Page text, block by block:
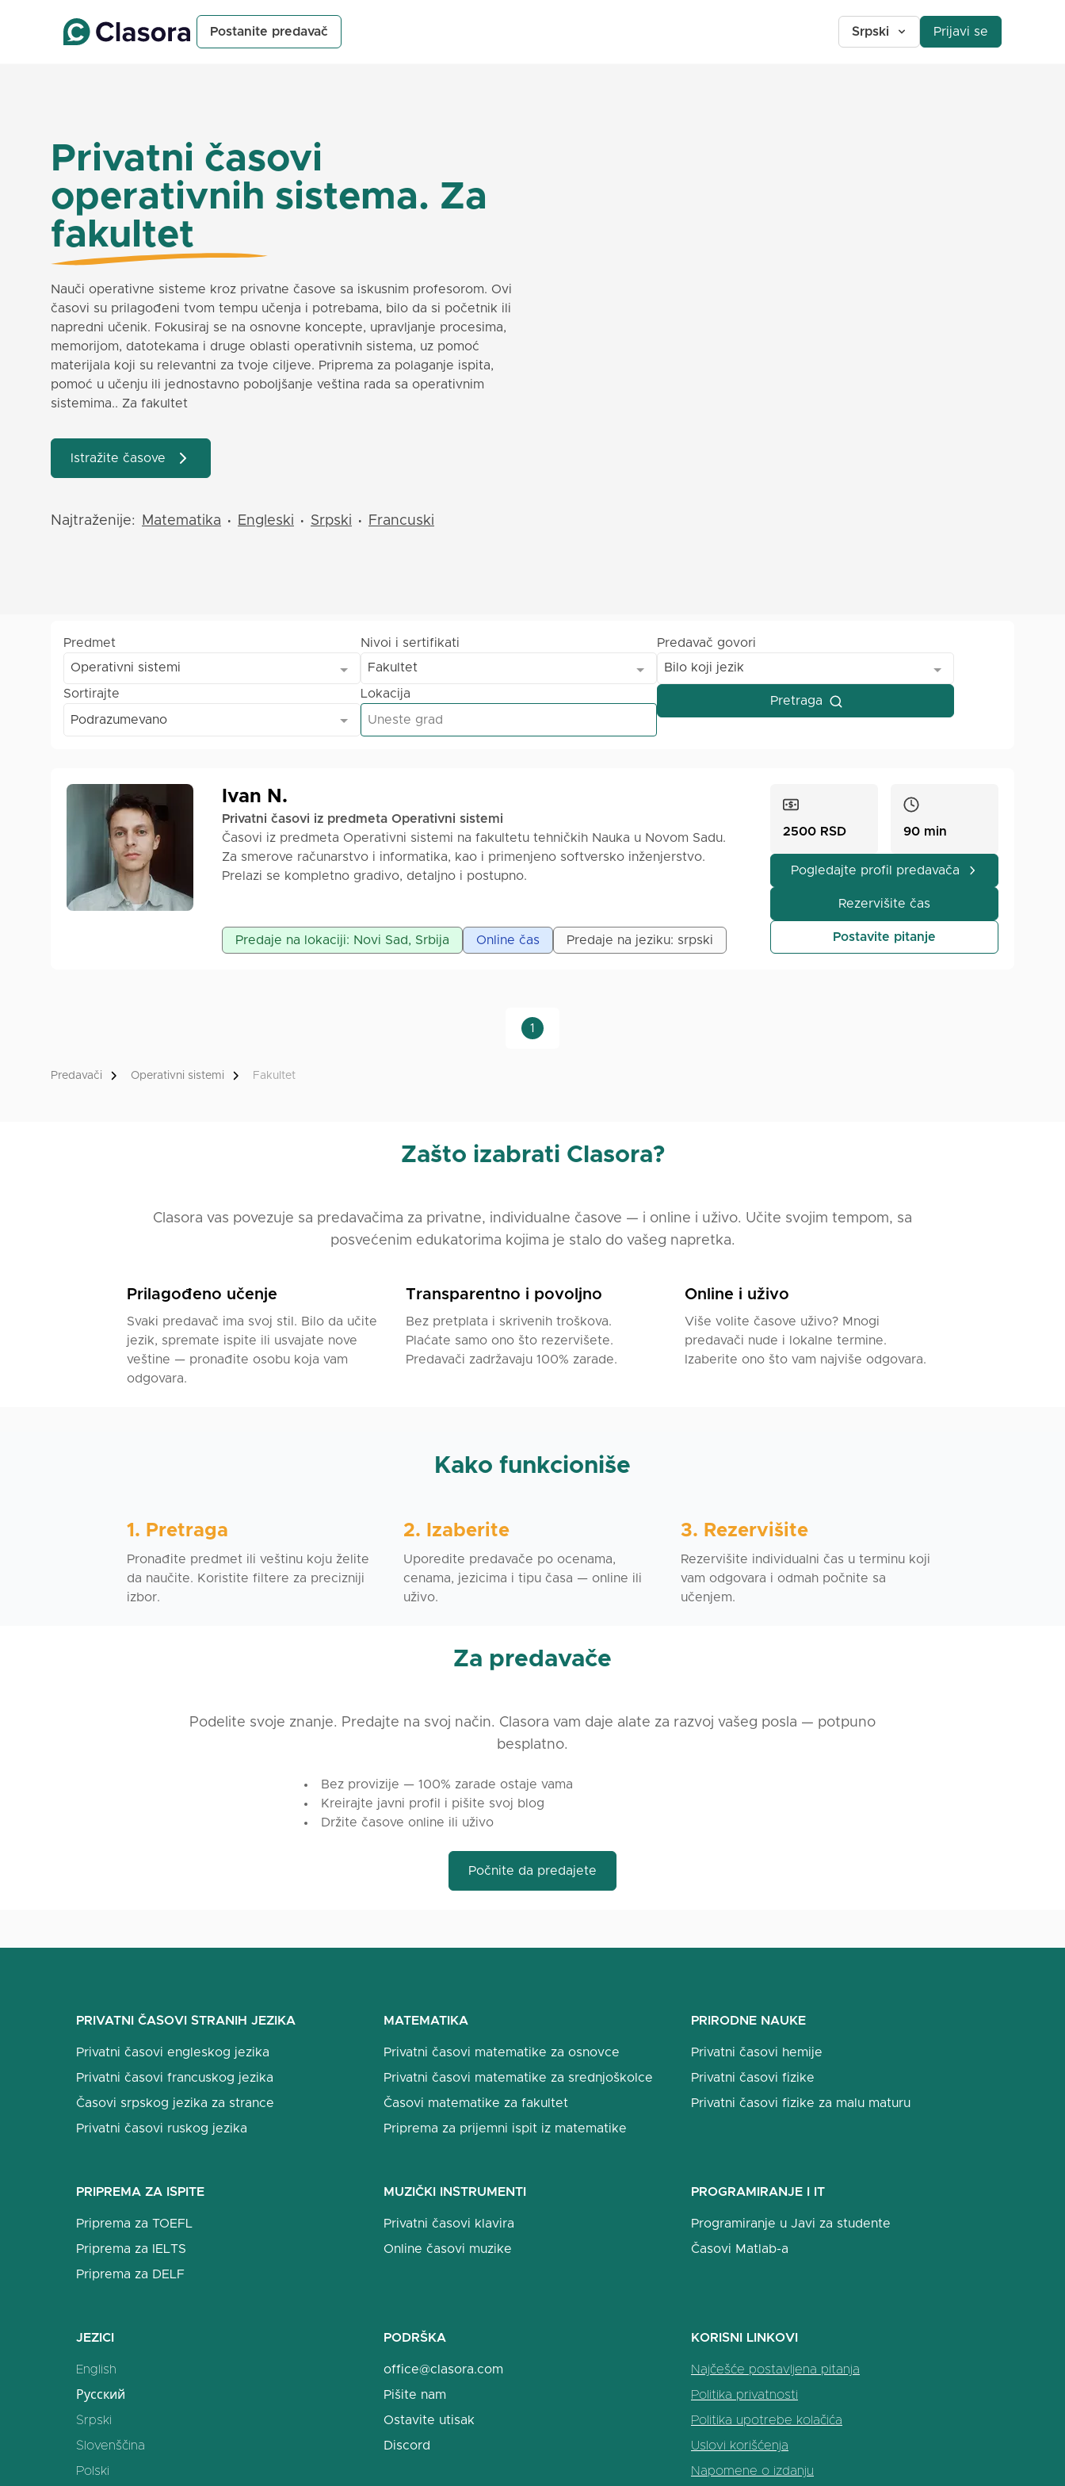
Postanite predavač Srpski Prijavi se
Privatni časovi
operativnih sistema. Za
fakultet
Nauči operativne sisteme kroz privatne časove sa iskusnim profesorom. Ovi
časovi su prilagođeni tvom tempu učenja i potrebama, bilo da si početnik ili
napredni učenik. Fokusiraj se na osnovne koncepte, upravljanje procesima,
memorijom, datotekama i druge oblasti operativnih sistema, uz pomoć
materijala koji su relevantni za tvoje ciljeve. Priprema za polaganje ispita,
pomoć u učenju ili jednostavno poboljšanje veština rada sa operativnim
sistemima.. Za fakultet
Istražite časove
Najtraženije: Matematika • Engleski • Srpski • Francuski
Predmet
Operativni sistemi
Nivoi i sertifikati
Fakultet
Predavač govori
Bilo koji jezik
Sortirajte
Podrazumevano
Lokacija
Pretraga
Ivan N.
Privatni časovi iz predmeta Operativni sistemi
Časovi iz predmeta Operativni sistemi na fakultetu tehničkih Nauka u Novom Sadu.
Za smerove računarstvo i informatika, kao i primenjeno softversko inženjerstvo.
Prelazi se kompletno gradivo, detaljno i postupno.
Predaje na lokaciji: Novi Sad, Srbija Online čas Predaje na jeziku: srpski
2500 RSD 90 min
Pogledajte profil predavača
Rezervišite čas
Postavite pitanje
1
Predavači Operativni sistemi Fakultet
Zašto izabrati Clasora?
Clasora vas povezuje sa predavačima za privatne, individualne časove — i online i uživo. Učite svojim tempom, sa
posvećenim edukatorima kojima je stalo do vašeg napretka.
Prilagođeno učenje
Svaki predavač ima svoj stil. Bilo da učite
jezik, spremate ispite ili usvajate nove
veštine — pronađite osobu koja vam
odgovara.
Transparentno i povoljno
Bez pretplata i skrivenih troškova.
Plaćate samo ono što rezervišete.
Predavači zadržavaju 100% zarade.
Online i uživo
Više volite časove uživo? Mnogi
predavači nude i lokalne termine.
Izaberite ono što vam najviše odgovara.
Kako funkcioniše
1. Pretraga
Pronađite predmet ili veštinu koju želite
da naučite. Koristite filtere za precizniji
izbor.
2. Izaberite
Uporedite predavače po ocenama,
cenama, jezicima i tipu časa — online ili
uživo.
3. Rezervišite
Rezervišite individualni čas u terminu koji
vam odgovara i odmah počnite sa
učenjem.
Za predavače
Podelite svoje znanje. Predajte na svoj način. Clasora vam daje alate za razvoj vašeg posla — potpuno
besplatno.
Bez provizije — 100% zarade ostaje vama
Kreirajte javni profil i pišite svoj blog
Držite časove online ili uživo
Počnite da predajete
PRIVATNI ČASOVI STRANIH JEZIKA
Privatni časovi engleskog jezika
Privatni časovi francuskog jezika
Časovi srpskog jezika za strance
Privatni časovi ruskog jezika
MATEMATIKA
Privatni časovi matematike za osnovce
Privatni časovi matematike za srednjoškolce
Časovi matematike za fakultet
Priprema za prijemni ispit iz matematike
PRIRODNE NAUKE
Privatni časovi hemije
Privatni časovi fizike
Privatni časovi fizike za malu maturu
PRIPREMA ZA ISPITE
Priprema za TOEFL
Priprema za IELTS
Priprema za DELF
MUZIČKI INSTRUMENTI
Privatni časovi klavira
Online časovi muzike
PROGRAMIRANJE I IT
Programiranje u Javi za studente
Časovi Matlab-a
JEZICI
English
Русский
Srpski
Slovenščina
Polski
PODRŠKA
office@clasora.com
Pišite nam
Ostavite utisak
Discord
KORISNI LINKOVI
Najčešće postavljena pitanja
Politika privatnosti
Politika upotrebe kolačića
Uslovi korišćenja
Napomene o izdanju